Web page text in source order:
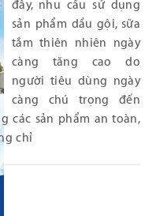
đây, nhu cầu sử dụng
sản phẩm dầu gội, sữa
tắm thiên nhiên ngày
càng tăng cao do
người tiêu dùng ngày
càng chú trọng đến
các sản phẩm an toàn,
chỉ